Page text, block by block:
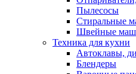
Пылесосы
Стиральные
Швейные
Техника для кухни
Автоклавы,
Блендеры